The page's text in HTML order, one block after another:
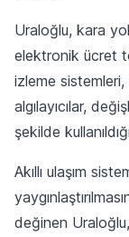
Uraloğlu, kara
elektronik ücret
izleme
algılayıcılar,
şekilde
Akıllı ulaşım
değinen